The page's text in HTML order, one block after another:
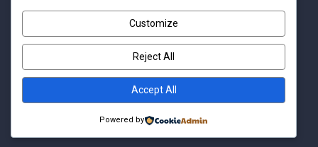
© Copyright 2016 Association Eau et Développement.
By Pixelia.
Customize
Reject All
Accept All
Powered by